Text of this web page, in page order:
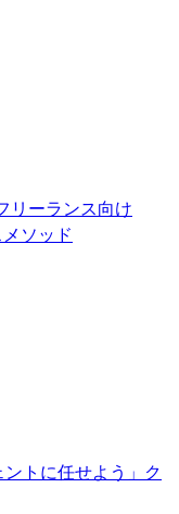
リーランス向け
ソッド
トに任せよう」ク